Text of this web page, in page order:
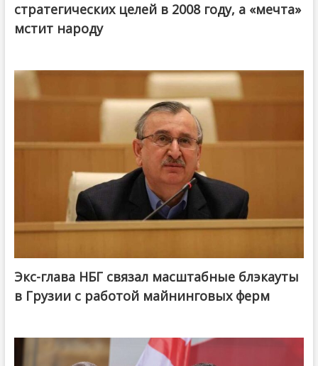
стратегических целей в 2008 году, а «мечта»
мстит народу
Экс-глава НБГ связал масштабные блэкауты
в Грузии с работой майнинговых ферм